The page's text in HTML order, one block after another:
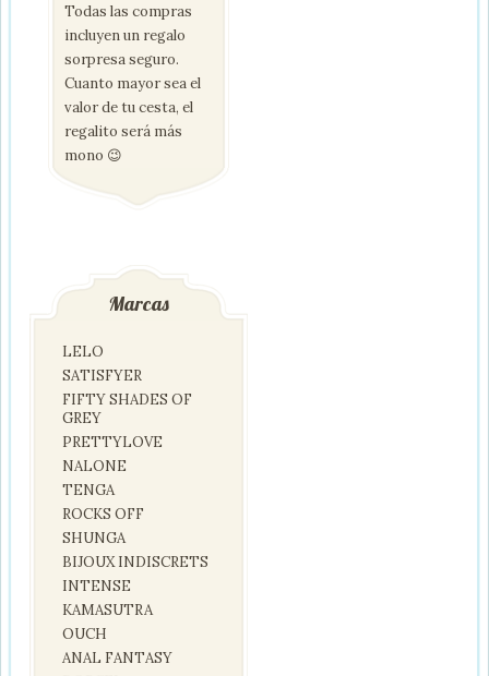
Todas las compras
incluyen un regalo
sorpresa seguro.
Cuanto mayor sea el
valor de tu cesta, el
regalito será más
mono 😉
Marcas
LELO
SATISFYER
FIFTY SHADES OF
GREY
PRETTYLOVE
NALONE
TENGA
ROCKS OFF
SHUNGA
BIJOUX INDISCRETS
INTENSE
KAMASUTRA
OUCH
ANAL FANTASY